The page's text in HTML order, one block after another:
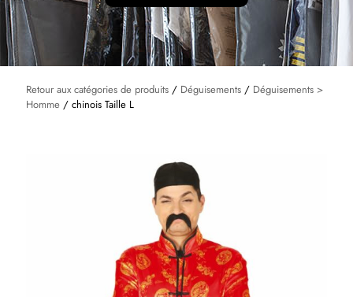
Retour aux catégories de produits / Déguisements / Déguisements >
Homme / chinois Taille L